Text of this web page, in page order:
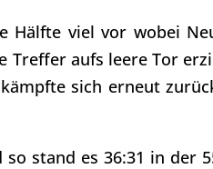
Hälfte viel vor wobei
aufs leere Tor
sich erneut
stand es 36:31 in der